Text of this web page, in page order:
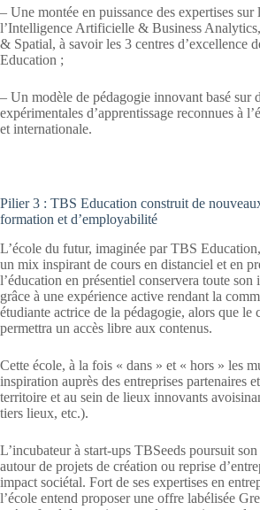
– Une montée en puissance des expertises
l’Intelligence Artificielle & Business
& Spatial, à savoir les 3 centres d’excellence
Education ;
– Un modèle de pédagogie innovant basé sur
expérimentales d’apprentissage reconnues à
et internationale.
Pilier 3 : TBS Education construit de
formation et d’employabilité
L’école du futur, imaginée par TBS
un mix inspirant de cours en distanciel et en
l’éducation en présentiel conservera toute son
grâce à une expérience active rendant la
étudiante actrice de la pédagogie, alors que le
permettra un accès libre aux contenus.
Cette école, à la fois « dans » et « hors » les
inspiration auprès des entreprises partenaires
territoire et au sein de lieux innovants
tiers lieux, etc.).
L’incubateur à start-ups TBSeeds poursuit
autour de projets de création ou reprise
impact sociétal. Fort de ses expertises en
l’école entend proposer une offre labélisée